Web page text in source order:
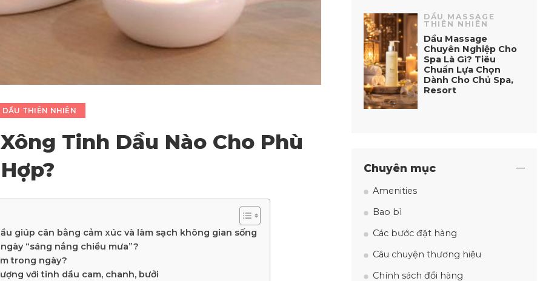
THIÊN NHIÊN
Tinh Dầu Nào Cho Phù
Hợp?
giúp cân bằng cảm xúc và làm sạch không gian sống
“sáng nắng chiều mưa”?
trong ngày?
với tinh dầu cam, chanh, bưởi
DẦU MASSAGE
THIÊN NHIÊN
Dầu Massage
Chuyên Nghiệp Cho
Spa Là Gì? Tiêu
Chuẩn Lựa Chọn
Dành Cho Chủ Spa,
Resort
Chuyên mục
Amenities
Bao bì
Các bước đặt hàng
Câu chuyện thương hiệu
Chính sách đổi hàng